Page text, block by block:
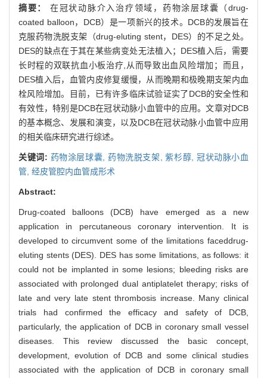
摘要： 在冠状动脉介入治疗领域，药物涂层球囊（drug-
coated balloon，DCB）是一项新兴的技术。DCB的发展旨在
克服药物洗脱支架（drug-eluting stent，DES）的不足之处。
DES的缺点在于其在某些病变处无法植入；DES植入后，需要
长时程的双联抗血小板治疗,从而导致出血风险增加；而且，
DES植入后，血管内皮修复缓慢，从而晚期和极晚期支架内血
栓风险增加。目前，已有许多临床试验证实了DCB的安全性和
有效性，特别是DCB在冠状动脉小血管中的应用。文章对DCB
的基本概念、发展和演变，以及DCB在冠状动脉小血管中应用
的相关临床研究进行综述。
关键词: 药物涂层球囊, 药物洗脱支架,紫杉醇, 冠状动脉小血
管, 经皮管腔内血管成形术
Abstract:
Drug-coated balloons (DCB) have emerged as a new
application in percutaneous coronary intervention. It is
developed to circumvent some of the limitations faceddrug-
eluting stents (DES). DES has some limitations, as follows: it
could not be implanted in some lesions; bleeding risks are
associated with prolonged dual antiplatelet therapy; risks of
late and very late stent thrombosis increase. Many clinical
trials had confirmed the efficacy and safety of DCB,
particularly, the application of DCB in coronary small vessel
diseases. This review discussed the basic concept,
development, evolution of DCB and some clinical studies
associated with the application of DCB in coronary small